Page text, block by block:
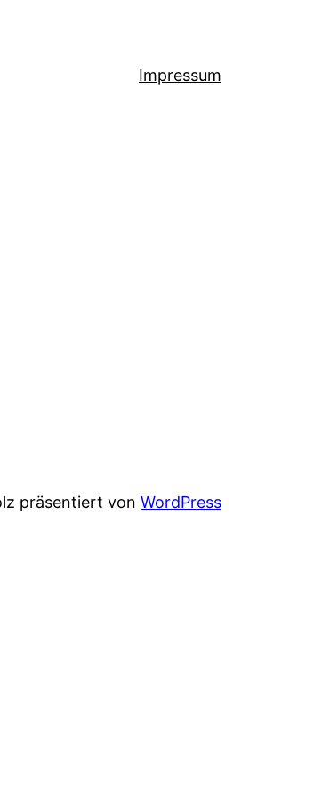
Impressum
präsentiert von WordPress